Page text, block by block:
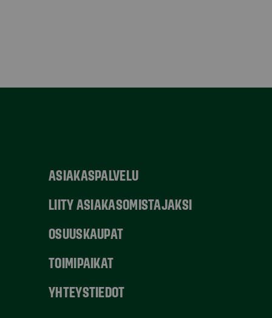
ASIAKASPALVELU
LIITY ASIAKASOMISTAJAKSI
OSUUSKAUPAT
TOIMIPAIKAT
YHTEYSTIEDOT